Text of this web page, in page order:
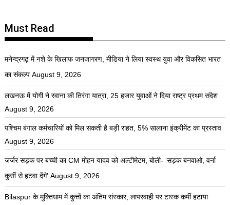
Must Read
मनेन्द्रगढ़ में नशे के खिलाफ जनजागरण, मीडिया ने लिया स्वस्थ युवा और विकसित भारत
का संकल्प August 9, 2026
लखनऊ में योगी ने रवाना की तिरंगा यात्रा, 25 हजार युवाओं ने दिया राष्ट्र प्रथम संदेश
August 9, 2026
पश्चिम बंगाल कर्मचारियों को मिल सकती है बड़ी राहत, 5% सालाना इंक्रीमेंट का प्रस्ताव
August 9, 2026
जर्जर सड़क पर बच्ची का CM मोहन यादव को अल्टीमेटम, बोली- ‘सड़क बनवाओ, वर्ना
कुर्सी से हटवा देंगे’ August 9, 2026
Bilaspur के मुक्तिधाम में कुत्तों का अंतिम संस्कार, लापरवाही पर टास्क कर्मी हटाया